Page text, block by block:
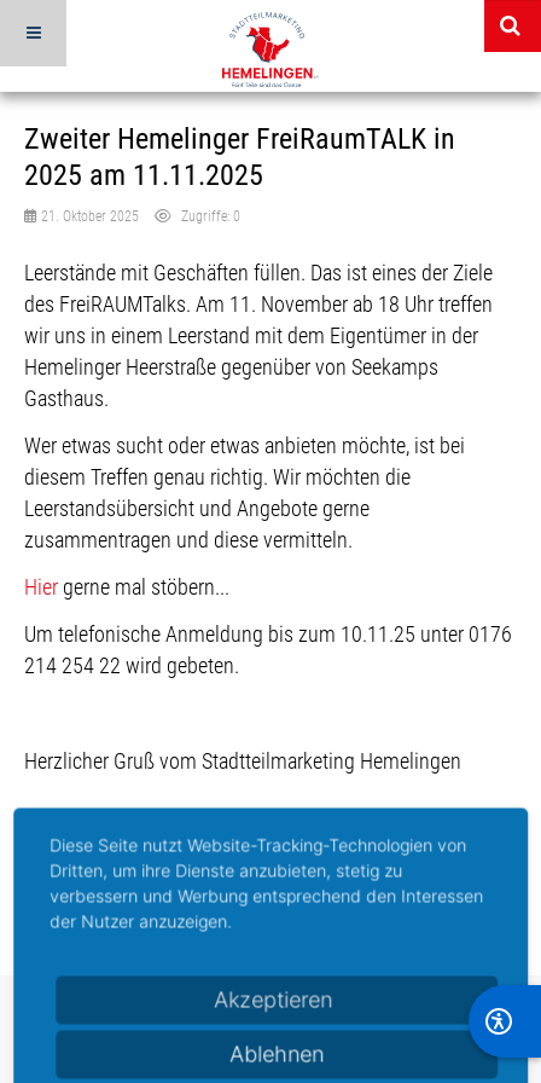
Zweiter Hemelinger FreiRaumTALK in
2025 am 11.11.2025
21. Oktober 2025 Zugriffe: 0
Leerstände mit Geschäften füllen. Das ist eines der Ziele
des FreiRAUMTalks. Am 11. November ab 18 Uhr treffen
wir uns in einem Leerstand mit dem Eigentümer in der
Hemelinger Heerstraße gegenüber von Seekamps
Gasthaus.
Wer etwas sucht oder etwas anbieten möchte, ist bei
diesem Treffen genau richtig. Wir möchten die
Leerstandsübersicht und Angebote gerne
zusammentragen und diese vermitteln.
Hier gerne mal stöbern...
Um telefonische Anmeldung bis zum 10.11.25 unter 0176
214 254 22 wird gebeten.
Herzlicher Gruß vom Stadtteilmarketing Hemelingen
Vorheriger Beitrag: Laternelaufen in Hemelingen 2025
Nächster Beitrag: 7. Hemelinger Business am 15.10.2025
Stadtteilmarketing
Diese Seite nutzt Website-Tracking-Technologien von
Dritten, um ihre Dienste anzubieten, stetig zu
verbessern und Werbung entsprechend den Interessen
der Nutzer anzuzeigen.
Akzeptieren
Ablehnen